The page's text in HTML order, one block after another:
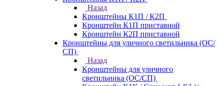
Назад
Кронштейны К1П / К2П
Кронштейн К1П приставной
Кронштейн К2П приставной
Кронштейны для уличного светильника (ОС/
СП)
Назад
Кронштейны для уличного
светильника (ОС/СП)